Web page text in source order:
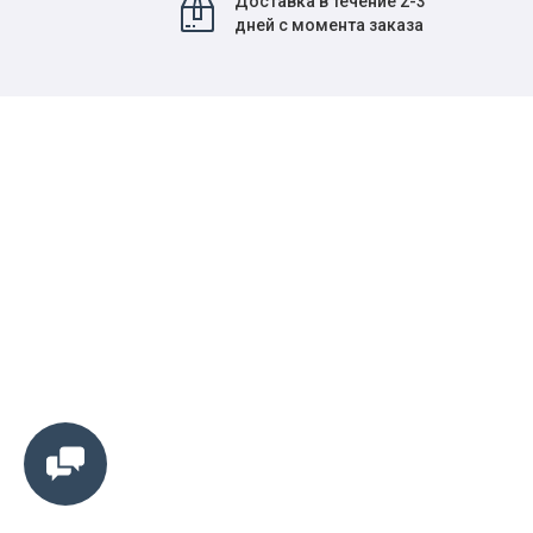
дней с момента заказа